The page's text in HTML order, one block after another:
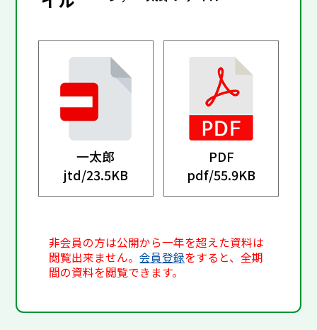
一太郎
jtd/23.5KB
PDF
pdf/55.9KB
非会員の方は公開から一年を超えた資料は
閲覧出来ません。会員登録をすると、全期
間の資料を閲覧できます。